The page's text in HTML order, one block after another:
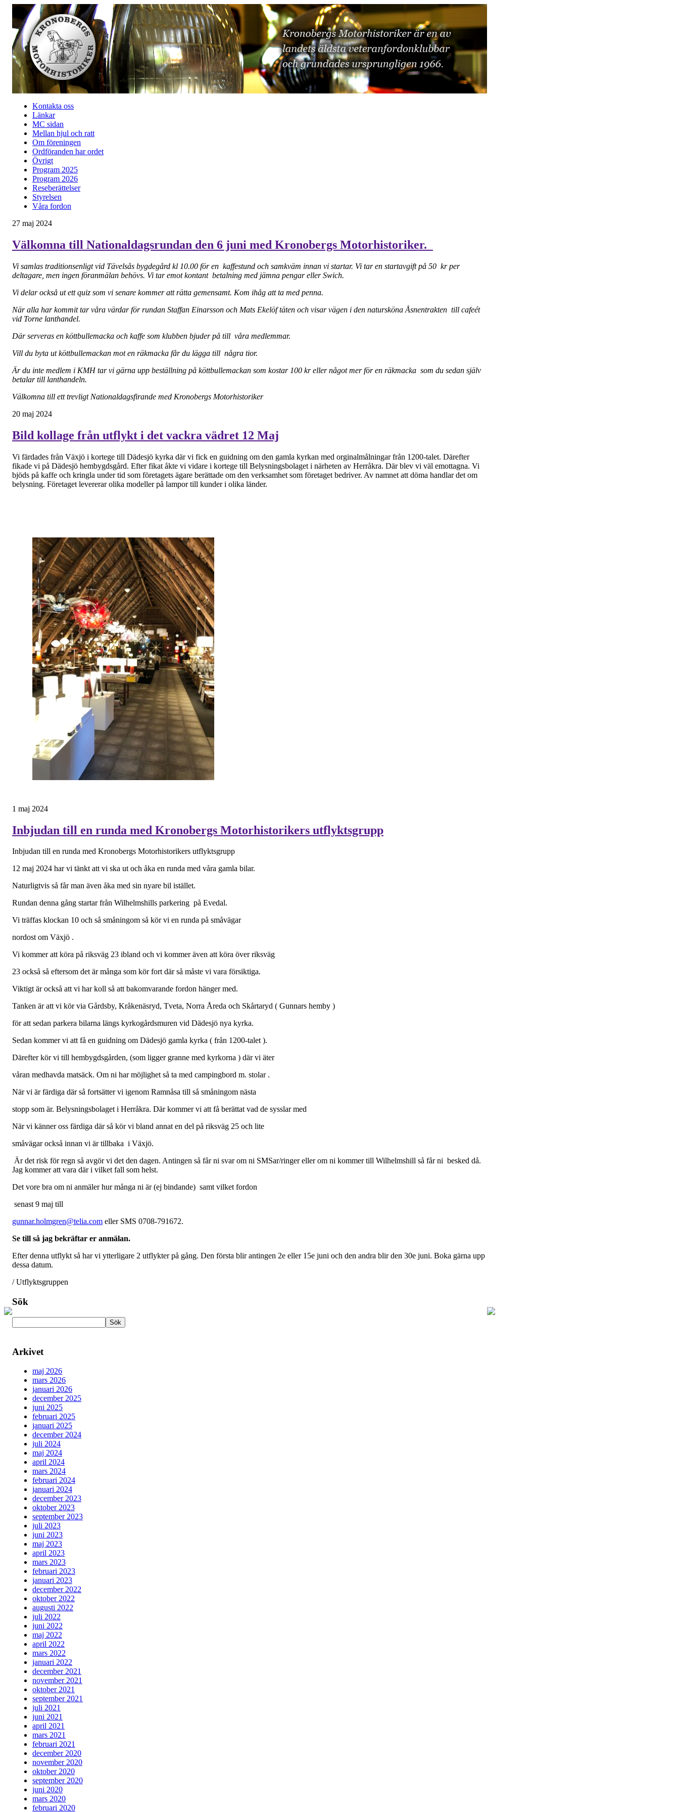
Kontakta oss
Länkar
MC sidan
Mellan hjul och ratt
Om föreningen
Ordföranden har ordet
Övrigt
Program 2025
Program 2026
Reseberättelser
Styrelsen
Våra fordon
27 maj 2024
Välkomna till Nationaldagsrundan den 6 juni med Kronobergs Motorhistoriker.
Vi samlas traditionsenligt vid Tävelsås bygdegård kl 10.00 för en kaffestund och samkväm innan vi startar. Vi tar en startavgift på 50 kr per
deltagare, men ingen föranmälan behövs. Vi tar emot kontant betalning med jämna pengar eller Swich.
Vi delar också ut ett quiz som vi senare kommer att rätta gemensamt. Kom ihåg att ta med penna.
När alla har kommit tar våra värdar för rundan Staffan Einarsson och Mats Ekelöf täten och visar vägen i den natursköna Åsnentrakten till cafeét
vid Torne lanthandel.
Där serveras en köttbullemacka och kaffe som klubben bjuder på till våra medlemmar.
Vill du byta ut köttbullemackan mot en räkmacka får du lägga till några tior.
Är du inte medlem i KMH tar vi gärna upp beställning på köttbullemackan som kostar 100 kr eller något mer för en räkmacka som du sedan själv
betalar till lanthandeln.
Välkomna till ett trevligt Nationaldagsfirande med Kronobergs Motorhistoriker
20 maj 2024
Bild kollage från utflykt i det vackra vädret 12 Maj
Vi färdades från Växjö i kortege till Dädesjö kyrka där vi fick en guidning om den gamla kyrkan med orginalmålningar från 1200-talet. Därefter
fikade vi på Dädesjö hembygdsgård. Efter fikat åkte vi vidare i kortege till Belysningsbolaget i närheten av Herråkra. Där blev vi väl emottagna. Vi
bjöds på kaffe och kringla under tid som företagets ägare berättade om den verksamhet som företaget bedriver. Av namnet att döma handlar det om
belysning. Företaget levererar olika modeller på lampor till kunder i olika länder.
1 maj 2024
Inbjudan till en runda med Kronobergs Motorhistorikers utflyktsgrupp
Inbjudan till en runda med Kronobergs Motorhistorikers utflyktsgrupp
12 maj 2024 har vi tänkt att vi ska ut och åka en runda med våra gamla bilar.
Naturligtvis så får man även åka med sin nyare bil istället.
Rundan denna gång startar från Wilhelmshills parkering på Evedal.
Vi träffas klockan 10 och så småningom så kör vi en runda på småvägar
nordost om Växjö .
Vi kommer att köra på riksväg 23 ibland och vi kommer även att köra över riksväg
23 också så eftersom det är många som kör fort där så måste vi vara försiktiga.
Viktigt är också att vi har koll så att bakomvarande fordon hänger med.
Tanken är att vi kör via Gårdsby, Kråkenäsryd, Tveta, Norra Åreda och Skårtaryd ( Gunnars hemby )
för att sedan parkera bilarna längs kyrkogårdsmuren vid Dädesjö nya kyrka.
Sedan kommer vi att få en guidning om Dädesjö gamla kyrka ( från 1200-talet ).
Därefter kör vi till hembygdsgården, (som ligger granne med kyrkorna ) där vi äter
våran medhavda matsäck. Om ni har möjlighet så ta med campingbord m. stolar .
När vi är färdiga där så fortsätter vi igenom Ramnåsa till så småningom nästa
stopp som är. Belysningsbolaget i Herråkra. Där kommer vi att få berättat vad de sysslar med
När vi känner oss färdiga där så kör vi bland annat en del på riksväg 25 och lite
småvägar också innan vi är tillbaka i Växjö.
Är det risk för regn så avgör vi det den dagen. Antingen så får ni svar om ni SMSar/ringer eller om ni kommer till Wilhelmshill så får ni besked då.
Jag kommer att vara där i vilket fall som helst.
Det vore bra om ni anmäler hur många ni är (ej bindande) samt vilket fordon
senast 9 maj till
gunnar.holmgren@telia.com eller SMS 0708-791672.
Se till så jag bekräftar er anmälan.
Efter denna utflykt så har vi ytterligare 2 utflykter på gång. Den första blir antingen 2e eller 15e juni och den andra blir den 30e juni. Boka gärna upp
dessa datum.
/ Utflyktsgruppen
Sök
Arkivet
maj 2026
mars 2026
januari 2026
december 2025
juni 2025
februari 2025
januari 2025
december 2024
juli 2024
maj 2024
april 2024
mars 2024
februari 2024
januari 2024
december 2023
oktober 2023
september 2023
juli 2023
juni 2023
maj 2023
april 2023
mars 2023
februari 2023
januari 2023
december 2022
oktober 2022
augusti 2022
juli 2022
juni 2022
maj 2022
april 2022
mars 2022
januari 2022
december 2021
november 2021
oktober 2021
september 2021
juli 2021
juni 2021
april 2021
mars 2021
februari 2021
december 2020
november 2020
oktober 2020
september 2020
juni 2020
mars 2020
februari 2020